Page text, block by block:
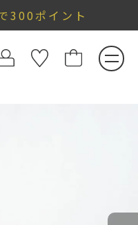
300ポイント